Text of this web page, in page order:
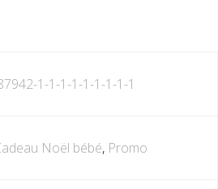
1-1-1-1-1-1-1-1-1
Noël bébé, Promo